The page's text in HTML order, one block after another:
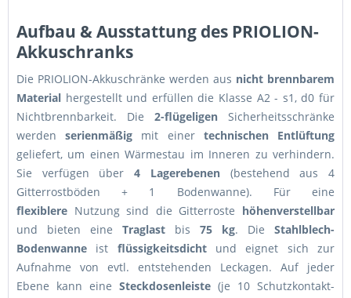
Aufbau & Ausstattung des PRIOLION-
Akkuschranks
Die PRIOLION-Akkuschränke werden aus nicht brennbarem
Material hergestellt und erfüllen die Klasse A2 - s1, d0 für
Nichtbrennbarkeit. Die 2-flügeligen Sicherheitsschränke
werdenserienmäßig mit einertechnischen Entlüftung
geliefert, um einen Wärmestau im Inneren zu verhindern.
Sie verfügen über4 Lagerebenen(bestehend aus 4
Gitterrostböden + 1 Bodenwanne). Für eine
flexiblere Nutzung sind die Gitterroste höhenverstellbar
und bieten eine Traglast bis 75 kg. Die Stahlblech-
Bodenwanne ist flüssigkeitsdichtund eignet sich zur
Aufnahme von evtl. entstehenden Leckagen. Auf jeder
Ebene kann eine Steckdosenleiste (je 10 Schutzkontakt-